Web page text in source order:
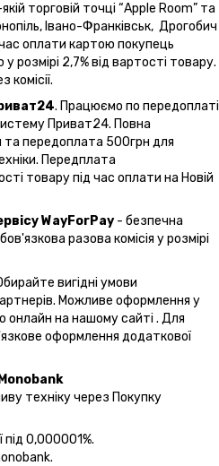
торговій точці “Apple Room” та
Івано-Франківськ, Дрогобич
оплати картою покупець
розмірі 2,7% від вартості товару.
. Працюємо по передоплаті
Приват24. Повна
та передоплата 500грн для
Передплата
товару під час оплати на Новій
WayForPay - безпечна
разова комісія у розмірі
вигідні умови
Можливе оформлення у
онлайн на нашому сайті . Для
оформлення додаткової
техніку через Покупку
під 0,000001%.